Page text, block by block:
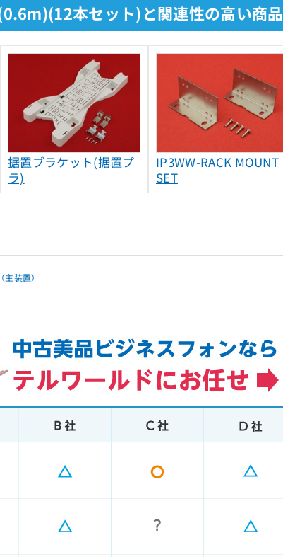
本セット)と関連性の高い商品
据置ブラケット(据置プ
ラ)
IP3WW-RACK MOUNT
SET
装置）